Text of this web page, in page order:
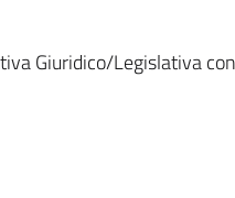
Giuridico/Legislativa